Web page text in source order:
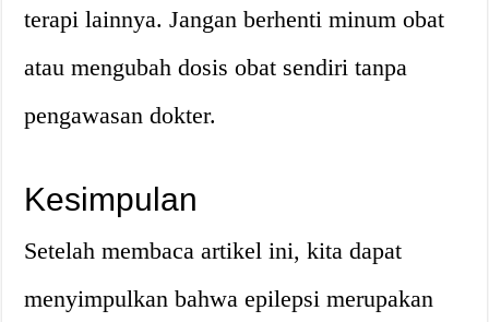
terapi lainnya. Jangan berhenti minum obat
atau mengubah dosis obat sendiri tanpa
pengawasan dokter.
Kesimpulan
Setelah membaca artikel ini, kita dapat
menyimpulkan bahwa epilepsi merupakan